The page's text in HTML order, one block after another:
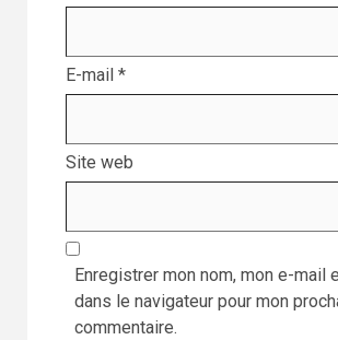
E-mail *
Site web
Enregistrer mon nom, mon e-mail
dans le navigateur pour mon
commentaire.